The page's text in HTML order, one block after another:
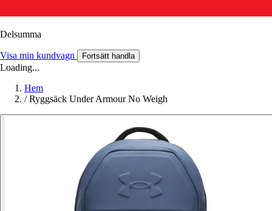
Delsumma
Visa min kundvagn Fortsätt handla
Loading...
Hem
/ Ryggsäck Under Armour No Weigh